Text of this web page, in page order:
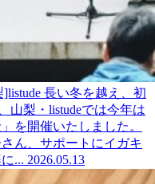
長い冬を越え、初
山梨・listudeでは今年は
を開催いたしました。
ん、サポートにイガキ
... 2026.05.13